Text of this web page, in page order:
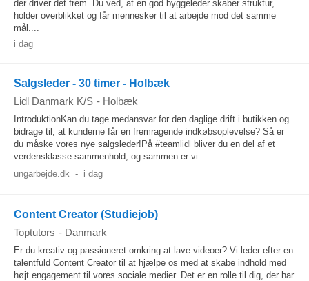
der driver det frem. Du ved, at en god byggeleder skaber struktur,
holder overblikket og får mennesker til at arbejde mod det samme
mål....
i dag
Salgsleder - 30 timer - Holbæk
Lidl Danmark K/S - Holbæk
IntroduktionKan du tage medansvar for den daglige drift i butikken og
bidrage til, at kunderne får en fremragende indkøbsoplevelse? Så er
du måske vores nye salgsleder!På #teamlidl bliver du en del af et
verdensklasse sammenhold, og sammen er vi...
ungarbejde.dk - i dag
Content Creator (Studiejob)
Toptutors - Danmark
Er du kreativ og passioneret omkring at lave videoer? Vi leder efter en
talentfuld Content Creator til at hjælpe os med at skabe indhold med
højt engagement til vores sociale medier. Det er en rolle til dig, der har